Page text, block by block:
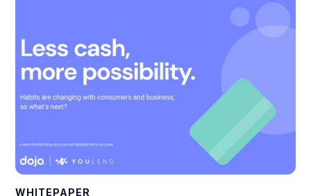
WHITEPAPER